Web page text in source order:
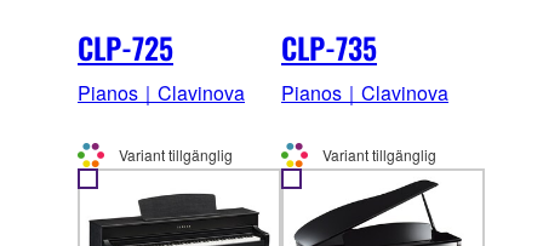
CLP-725
Pianos｜Clavinova
Variant tillgänglig
CLP-735
Pianos｜Clavinova
Variant tillgänglig